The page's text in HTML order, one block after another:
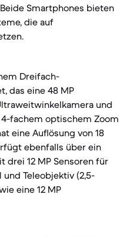
Smartphones bieten
die auf
Dreifach-
das eine 48 MP
und
fachem optischem Zoom
eine Auflösung von 18
ebenfalls über ein
drei 12 MP Sensoren für
Teleobjektiv (2,5-
eine 12 MP